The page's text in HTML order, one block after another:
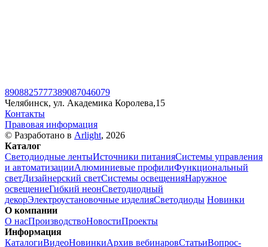
8908825777389087046079
Челябинск, ул. Академика Королева,15
Контакты
Правовая информация
© Разработано в Arlight, 2026
Каталог
Светодиодные лентыИсточники питанияСистемы управления
и автоматизацииАлюминиевые профилиФункциональный
светДизайнерский светСистемы освещенияНаружное
освещениеГибкий неонСветодиодный
декорЭлектроустановочные изделияСветодиоды Новинки
О компании
О насПроизводствоНовостиПроекты
Информация
КаталогиВидеоНовинкиАрхив вебинаровСтатьиВопрос-